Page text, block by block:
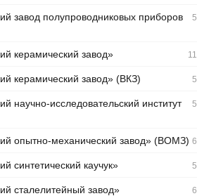
завод полупроводниковых приборов
5
керамический завод» 11
керамический завод» (ВКЗ) 5
научно-исследовательский институт
5
опытно-механический завод» (ВОМЗ) 6
синтетический каучук» 5
сталелитейный завод» 6